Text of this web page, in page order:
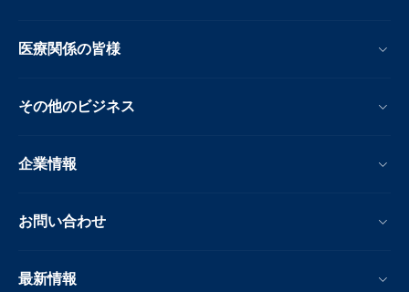
医療関係の皆様
その他のビジネス
企業情報
お問い合わせ
最新情報